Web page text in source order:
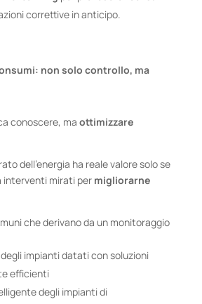
correttive in anticipo.
non solo controllo, ma
conoscere, ma ottimizzare
dell’energia ha reale valore solo se
interventi mirati per migliorarne
che derivano da un monitoraggio
impianti datati con soluzioni
efficienti
degli impianti di